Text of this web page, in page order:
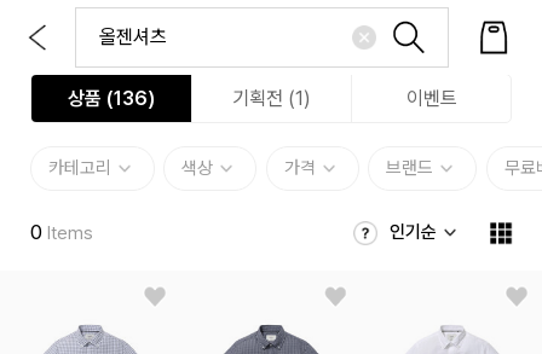
상품 (136) 기획전 (1) 이벤트
카테고리 색상 가격 브랜드 무료
0 Items 인기순